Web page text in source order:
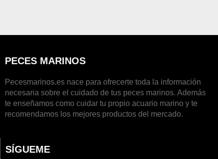
PECES MARINOS
Pecesmarinos.es nace para ofrecerte toda la información
necesaria sobre el cuidado de tus peces marinos. Además
te enseñamos como cuidar tu propio acuario marino y te
recomendamos los mejores productos del mercado.
SÍGUEME